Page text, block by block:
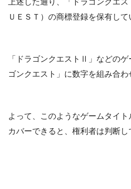
上述した通り、「ドラゴンクエ
ＵＥＳＴ）の商標登録を保有して
「ドラゴンクエストⅡ」などの
ゴンクエスト」に数字を組み合わ
よって、このようなゲームタイ
カバーできると、権利者は判断し